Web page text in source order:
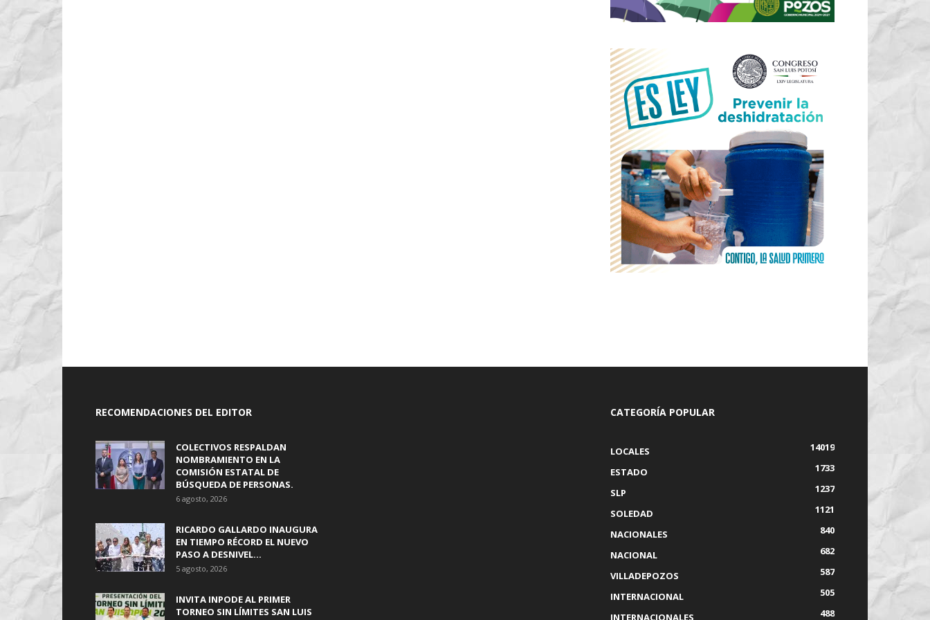
RECOMENDACIONES DEL EDITOR
COLECTIVOS RESPALDAN
NOMBRAMIENTO EN LA
COMISIÓN ESTATAL DE
BÚSQUEDA DE PERSONAS.
6 agosto, 2026
RICARDO GALLARDO INAUGURA
EN TIEMPO RÉCORD EL NUEVO
PASO A DESNIVEL...
5 agosto, 2026
INVITA INPODE AL PRIMER
TORNEO SIN LÍMITES SAN LUIS
CATEGORÍA POPULAR
LOCALES
14019
ESTADO
1733
SLP
1237
SOLEDAD
1121
NACIONALES
840
NACIONAL
682
VILLADEPOZOS
587
INTERNACIONAL
505
INTERNACIONALES
488